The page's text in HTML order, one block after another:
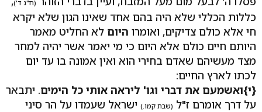
(ח"ג ד')
כללות הכללי שלא היה בהם אחד שאינו הגון שלא יקרא
חי אלא כולם צדיקים, ואומרו היום לא החליט מאמר
היותם חיים כולם אלא היום כי מי יאמר אשר יהיה למחר
מצד מעשיהם שאדם בחירי הוא ואין אמונה בו עד יום
לכתו לארץ החיים:
{י}ואשמעם את דברי וגו' ליראה אותי כל הימים. יתבאר
על דרך אומרם ז"ל (שבת קמו.) ישראל שעמדו על הר סיני